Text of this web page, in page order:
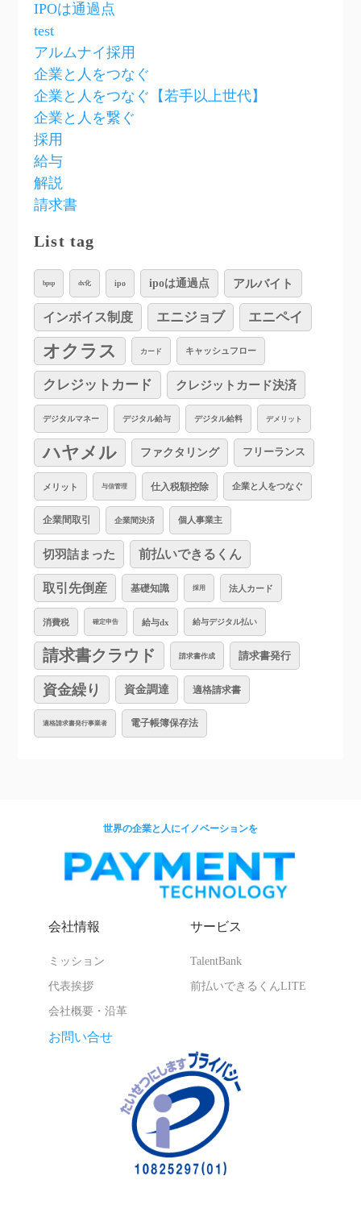
IPOは通過点
test
アルムナイ採用
企業と人をつなぐ
企業と人をつなぐ【若手以上世代】
企業と人を繋ぐ
採用
給与
解説
請求書
List tag
bpsp dx化 ipo ipoは通過点 アルバイト
インボイス制度 エニジョブ エニペイ
オクラス カード キャッシュフロー
クレジットカード クレジットカード決済
デジタルマネー デジタル給与 デジタル給料 デメリット
ハヤメル ファクタリング フリーランス
メリット 与信管理 仕入税額控除 企業と人をつなぐ
企業間取引 企業間決済 個人事業主
切羽詰まった 前払いできるくん
取引先倒産 基礎知識 採用 法人カード
消費税 確定申告 給与dx 給与デジタル払い
請求書クラウド 請求書作成 請求書発行
資金繰り 資金調達 適格請求書
適格請求書発行事業者 電子帳簿保存法
世界の企業と人にイノベーションを
会社情報
ミッション
代表挨拶
会社概要・沿革
サービス
TalentBank
前払いできるくんLITE
お問い合せ